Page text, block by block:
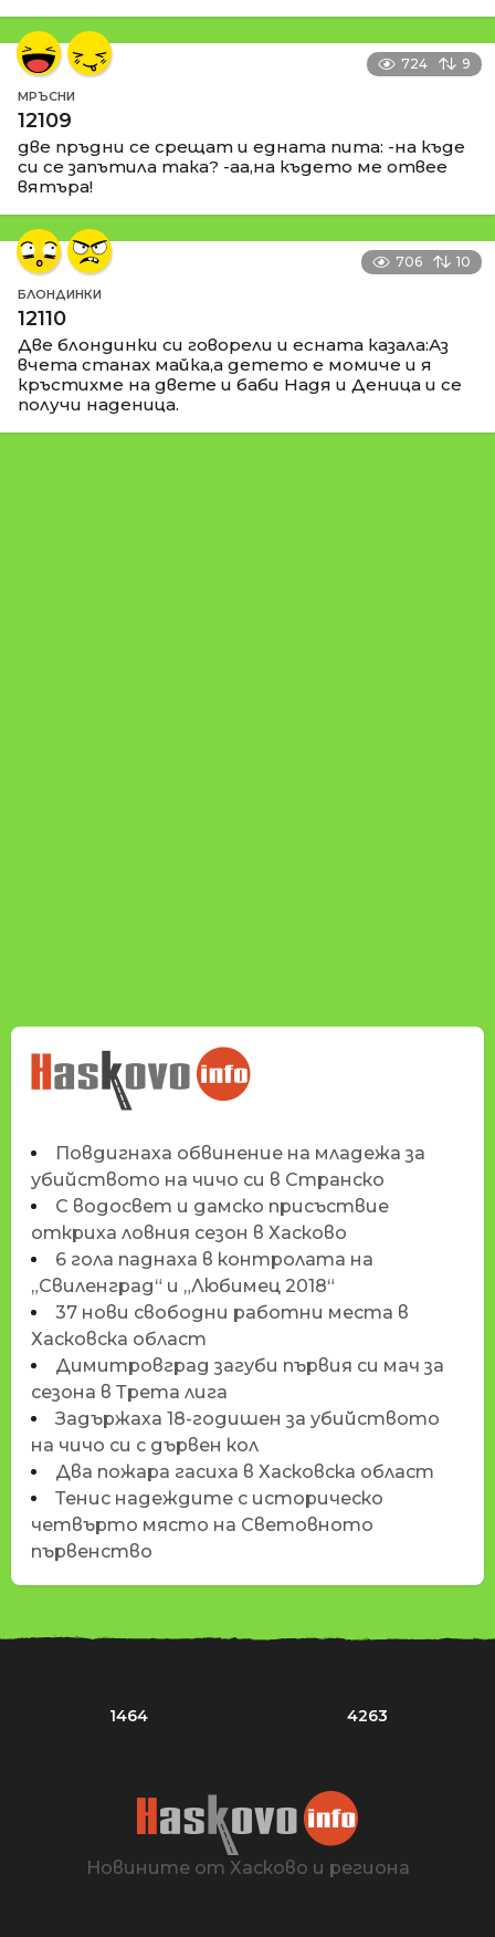
724 9
МРЪСНИ
12109
две пръдни се срещат и едната пита: -на къде
си се запътила така? -аа,на където ме отвее
вятъра!
706 10
БЛОНДИНКИ
12110
Две блондинки си говорели и есната казала:Аз
вчета станах майка,а детето е момиче и я
кръстихме на двете и баби Надя и Деница и се
получи наденица.
НОВИНИТЕ НА
HASKOVO.INFO
Повдигнаха обвинение на младежа за
убийството на чичо си в Странско
С водосвет и дамско присъствие
откриха ловния сезон в Хасково
6 гола паднаха в контролата на
„Свиленград“ и „Любимец 2018“
37 нови свободни работни места в
Хасковска област
Димитровград загуби първия си мач за
сезона в Трета лига
Задържаха 18-годишен за убийството
на чичо си с дървен кол
Два пожара гасиха в Хасковска област
Тенис надеждите с историческо
четвърто място на Световното
първенство
1464 4263
Новините от Хасково и региона